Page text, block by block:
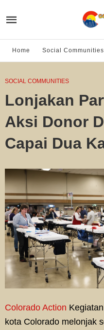
Home Social Communities
SOCIAL COMMUNITIES
Lonjakan
Aksi Donor
Capai Dua
Colorado Action
kota Colorado melonjak